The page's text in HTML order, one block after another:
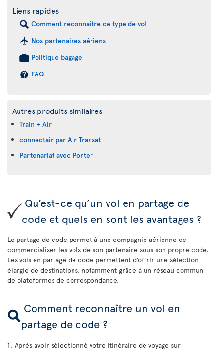
Liens rapides
Comment reconnaitre ce type de vol
Nos partenaires aériens
Politique bagage
FAQ
Autres produits similaires
Train + Air
connectair par Air Transat
Partenariat avec Porter
Qu’est-ce qu’un vol en partage de
code et quels en sont les avantages ?
Le partage de code permet à une compagnie aérienne de
commercialiser les vols de son partenaire sous son propre code.
Les vols en partage de code permettent d’offrir une sélection
élargie de destinations, notamment grâce à un réseau commun
de plateformes de correspondance.
Comment reconnaître un vol en
partage de code ?
Après avoir sélectionné votre itinéraire de voyage sur